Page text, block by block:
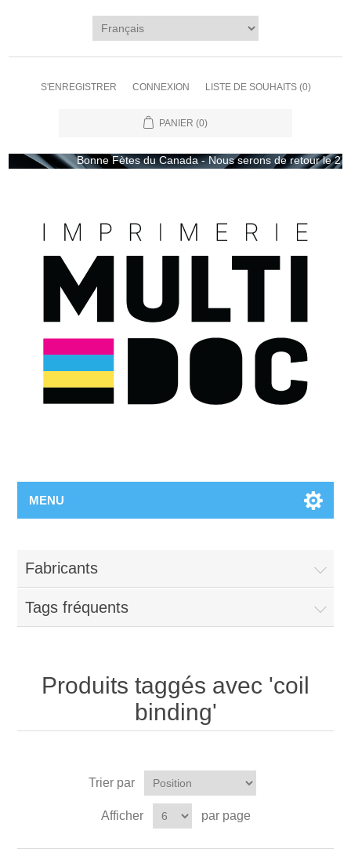
S'ENREGISTRER CONNEXION LISTE DE SOUHAITS (0)
PANIER (0)
Bonne Fètes du Canada - Nous serons de retour le 2
MENU
Fabricants
Tags fréquents
Produits taggés avec 'coil
binding'
Trier par
Afficher par page